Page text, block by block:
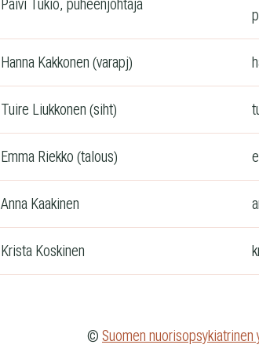
Päivi Tukio, puheenjohtaja
Hanna Kakkonen (varapj)
Tuire Liukkonen (siht)
Emma Riekko (talous)
Anna Kaakinen
Krista Koskinen
© Suomen nuorisopsykiatrinen